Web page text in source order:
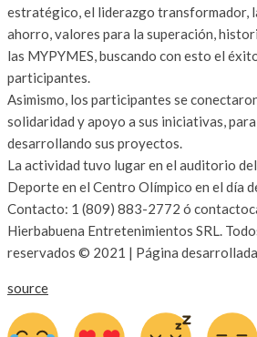
estratégico, el liderazgo transformador,
ahorro, valores para la superación,
las MYPYMES, buscando con esto el
participantes.
Asimismo, los participantes se
solidaridad y apoyo a sus iniciativas,
desarrollando sus proyectos.
La actividad tuvo lugar en el auditorio del
Deporte en el Centro Olímpico en el día
Contacto: 1 (809) 883-2772 ó
Hierbabuena Entretenimientos SRL.
reservados © 2021 | Página
source